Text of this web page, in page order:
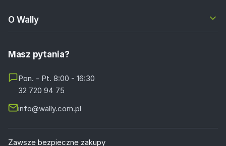
O Wally
Masz pytania?
Pon. - Pt. 8:00 - 16:30
32 720 94 75
info@wally.com.pl
Zawsze bezpieczne zakupy